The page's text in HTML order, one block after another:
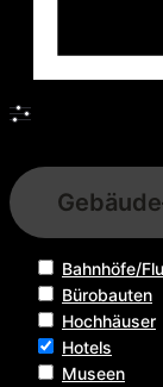
Gebäude
Bahnhöfe/
Bürobauten
Hochhäuser
Hotels
Museen